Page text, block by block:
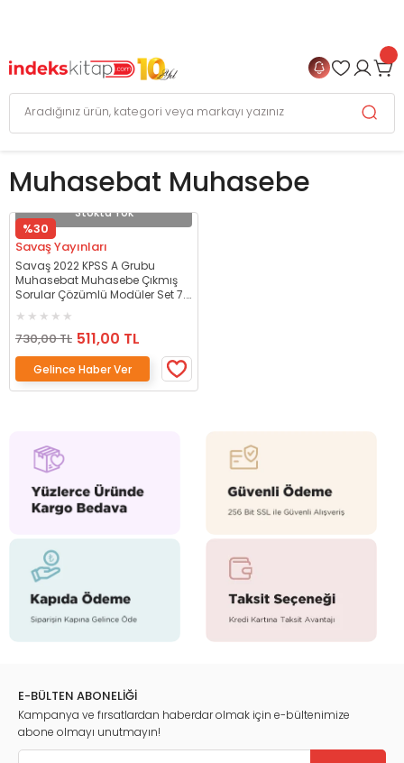
Muhasebat Muhasebe
Stokta Yok
%30
Savaş Yayınları
Savaş 2022 KPSS A Grubu
Muhasebat Muhasebe Çıkmış
Sorular Çözümlü Modüler Set 7.
Yayınları
730,00 TL 511,00 TL
Gelince Haber Ver
E-BÜLTEN ABONELİĞİ
Kampanya ve fırsatlardan haberdar olmak için e-bültenimize
abone olmayı unutmayın!